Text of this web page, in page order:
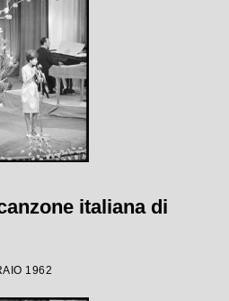
italiana di
1962